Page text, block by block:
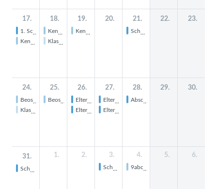
17.
1. Schultag SJ 26/27
Kennenlerntage Klasse 5
18.
Kennenlerntage Klasse 5
Klasse 12 eA De I -Exkursion Weimar
19.
Kennenlerntage Klasse 5
20. 21.
Schulfest
22. 23.
24.
Beos Klasse 8a
Klasse 12: Exkursion Schwarzburg
25.
Beos Klasse 8b
26.
Elternabend Klasse 10
Elternabend Klasse 5 bis 8
27.
Elternabend Klasse 11
Elternabende Klasse 9 und 12
28.
Abschluss Wahl der Klassen- und Kurssprecher
29. 30.
31.
Schülersprecherversammlung
1. 2. 3.
Schulelternvertretung
4.
9abc: Inkontaktmesse Bad Blankenburg
5. 6.